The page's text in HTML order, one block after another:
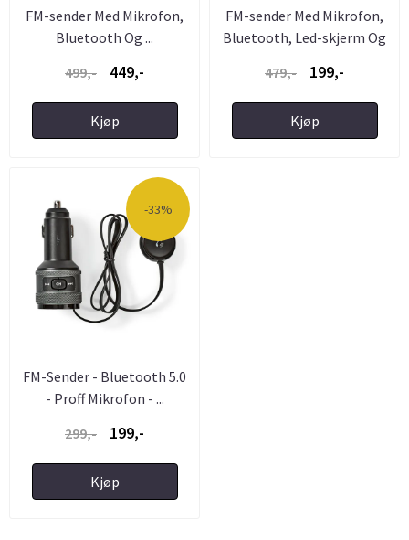
FM-sender Med Mikrofon,
Bluetooth Og ...
499,-
449,-
Kjøp
FM-sender Med Mikrofon,
Bluetooth, Led-skjerm Og
479,- 199,-
Kjøp
-33%
FM-Sender - Bluetooth 5.0
- Proff Mikrofon - ...
299,-
199,-
Kjøp